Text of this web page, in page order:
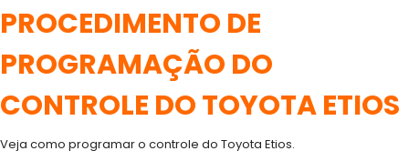
PROCEDIMENTO DE
PROGRAMAÇÃO DO
CONTROLE DO TOYOTA ETIOS
Veja como programar o controle do Toyota Etios.